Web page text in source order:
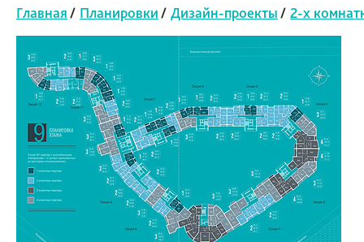
Главная / Планировки / Дизайн-проекты / 2-х